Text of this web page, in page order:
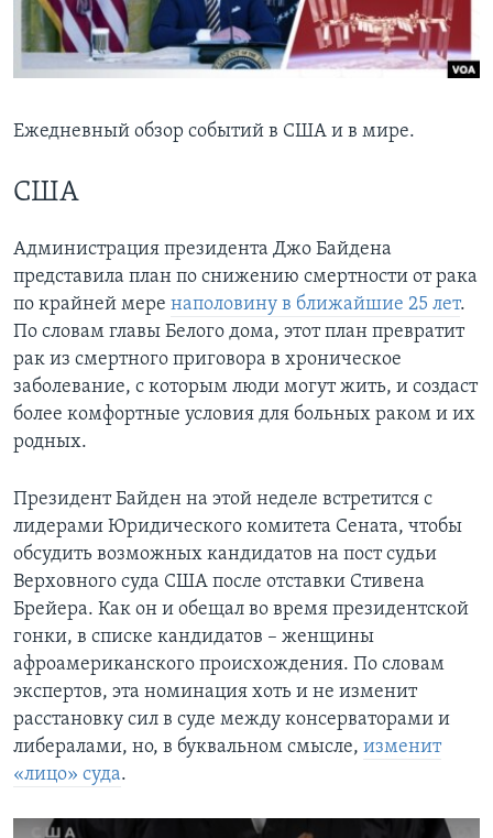
Learning English
Языки
Ежедневный обзор событий в США и в мире.
США
Администрация президента Джо Байдена
представила план по снижению смертности от рака
по крайней мере наполовину в ближайшие 25 лет.
По словам главы Белого дома, этот план превратит
рак из смертного приговора в хроническое
заболевание, с которым люди могут жить, и создаст
более комфортные условия для больных раком и их
родных.
Президент Байден на этой неделе встретится с
лидерами Юридического комитета Сената, чтобы
обсудить возможных кандидатов на пост судьи
Верховного суда США после отставки Стивена
Брейера. Как он и обещал во время президентской
гонки, в списке кандидатов – женщины
афроамериканского происхождения. По словам
экспертов, эта номинация хоть и не изменит
расстановку сил в суде между консерваторами и
либералами, но, в буквальном смысле, изменит
«лицо» суда.